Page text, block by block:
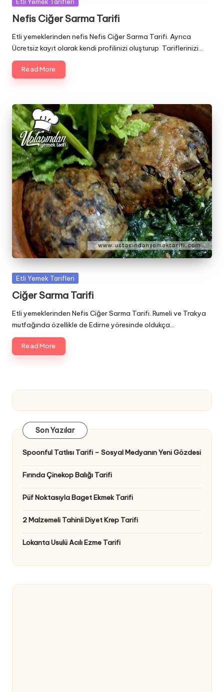
Nefis Ciğer Sarma Tarifi
Etli yemeklerinden nefis Nefis Ciğer Sarma Tarifi. Ayrıca
Ücretsiz kayıt olarak kendi profilinizi oluşturup Tariflerinizi…
Read More
Posted
Etli Yemek Tarifleri
Ciğer Sarma Tarifi
Etli yemeklerinden Nefis Ciğer Sarma Tarifi. Rumeli ve Trakya
mutfağında özellikle de Edirne yöresinde oldukça…
Read More
Son Yazılar
Spoonful Tatlısı Tarifi – Sosyal Medyanın Yeni Gözdesi
Fırında Çinekop Balığı Tarifi
Püf Noktasıyla Baget Ekmek Tarifi
2 Malzemeli Tahinli Diyet Krep Tarifi
Lokanta Usulü Acılı Ezme Tarifi